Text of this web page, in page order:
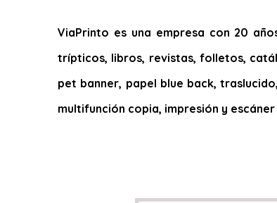
ViaPrinto es una empresa con 20
trípticos, libros, revistas, folletos,
pet banner, papel blue back,
multifunción copia, impresión y